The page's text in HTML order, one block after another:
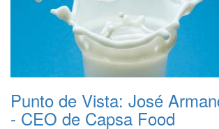
Punto de Vista: José
- CEO de Capsa Food